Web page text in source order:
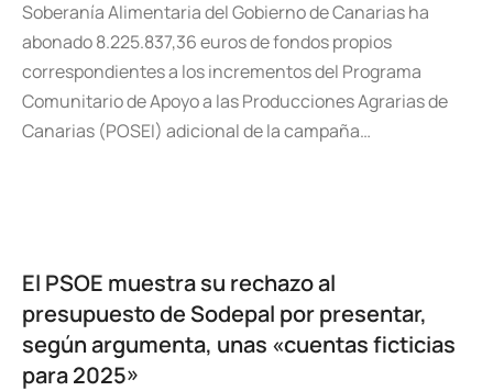
Soberanía Alimentaria del Gobierno de Canarias ha
abonado 8.225.837,36 euros de fondos propios
correspondientes a los incrementos del Programa
Comunitario de Apoyo a las Producciones Agrarias de
Canarias (POSEI) adicional de la campaña…
El PSOE muestra su rechazo al
presupuesto de Sodepal por presentar,
según argumenta, unas «cuentas ficticias
para 2025»